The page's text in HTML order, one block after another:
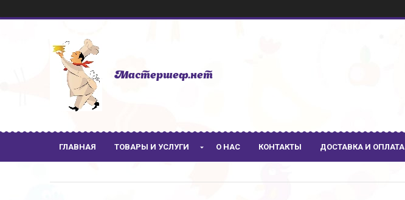
Мастершеф.нет
ГЛАВНАЯ ТОВАРЫ И УСЛУГИ О НАС КОНТАКТЫ ДОСТАВКА И ОПЛАТА